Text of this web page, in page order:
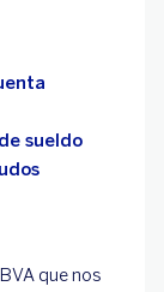
sueldo
que nos